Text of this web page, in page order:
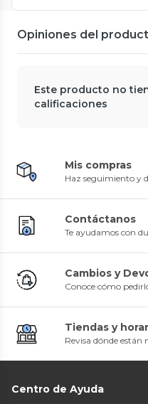
Opiniones del
Este producto no
calificaciones
Mis compras
Haz seguimiento y
Contáctanos
Te ayudamos con
Cambios y
Conoce cómo
Tiendas y
Revisa dónde están
Centro de Ayuda